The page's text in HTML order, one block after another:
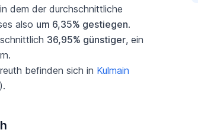
dem der durchschnittliche
also um 6,35% gestiegen.
36,95% günstiger, ein
befinden sich in Kulmain